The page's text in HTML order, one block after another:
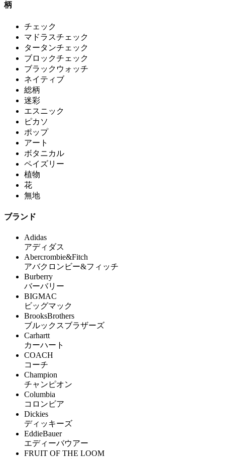
柄
チェック
マドラスチェック
タータンチェック
ブロックチェック
ブラックウォッチ
ネイティブ
総柄
迷彩
エスニック
ピカソ
ポップ
アート
ボタニカル
ペイズリー
植物
花
無地
ブランド
Adidas
アディダス
Abercrombie&Fitch
アバクロンビー&フィッチ
Burberry
バーバリー
BIGMAC
ビッグマック
BrooksBrothers
ブルックスブラザーズ
Carhartt
カーハート
COACH
コーチ
Champion
チャンピオン
Columbia
コロンビア
Dickies
ディッキーズ
EddieBauer
エディーバウアー
FRUIT OF THE LOOM